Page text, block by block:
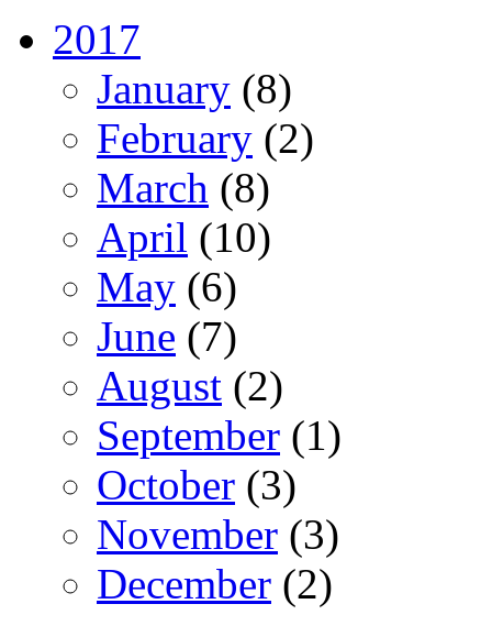
2017
January (8)
February (2)
March (8)
April (10)
May (6)
June (7)
August (2)
September (1)
October (3)
November (3)
December (2)